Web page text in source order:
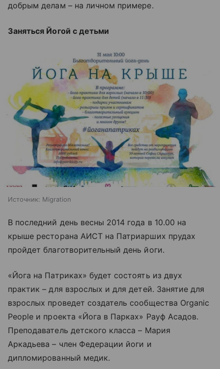
добрым делам – на личном примере.
Заняться Йогой с детьми
Источник: Migration
В последний день весны 2014 года в 10.00 на
крыше ресторана АИСТ на Патриарших прудах
пройдет благотворительный день йоги.
«Йога на Патриках» будет состоять из двух
практик – для взрослых и для детей. Занятие для
взрослых проведет создатель сообщества Organic
People и проекта «Йога в Парках» Рауф Асадов.
Преподаватель детского класса – Мария
Аркадьева – член Федерации йоги и
дипломированный медик.